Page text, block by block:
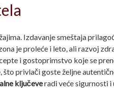
Izdavanje smeštaja
je proleće i leto, ali razvoj
i gostoprimstvo koje se
privlači goste željne
ključeveradi veće sigurnosti i